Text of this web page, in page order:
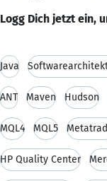
Logg Dich jetzt ein,
Java
ANT Maven Hudson
MQL4 MQL5
HP Quality Center